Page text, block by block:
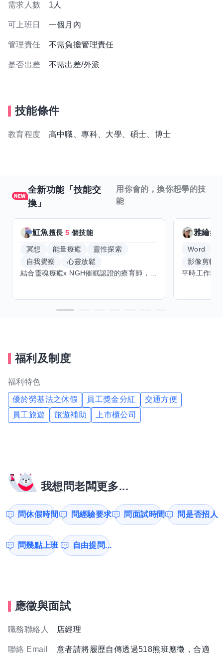
需求人數 1人
可上班日 一個月內
管理責任 不需負擔管理責任
是否出差 不需出差/外派
技能條件
教育程度 高中職、專科、大學、碩士、博士
全新功能「技能交
換」
用你會的，換你想學的技
能
魟魚擅長5 個技能
冥想 能量療癒
靈性探索
自我覺察
心靈放鬆
雅綸擅
Word
影像剪輯
福利及制度
福利特色
優於勞基法之休假 員工獎金分紅
交通方便
員工旅遊
旅遊補助 上市櫃公司
我想問老闆更多...
問休假時間 問經驗要求 問面試時間 問是否招人
問幾點上班 自由提問...
應徵與面試
職務聯絡人 店經理
聯絡 Email 意者請將履歷自傳透過518熊班應徵，合適